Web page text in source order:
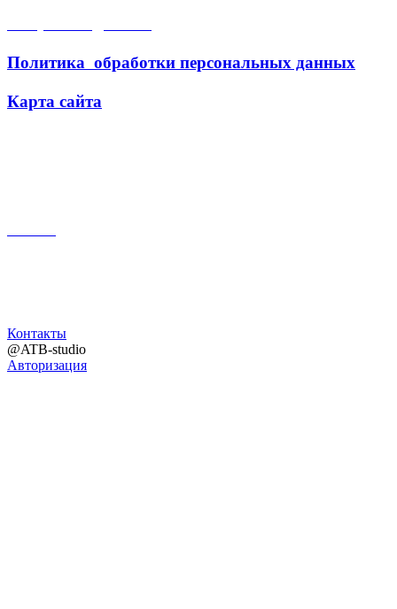
Политика обработки персональных данных
Карта сайта
Контакты
@ATB-studio
Авторизация